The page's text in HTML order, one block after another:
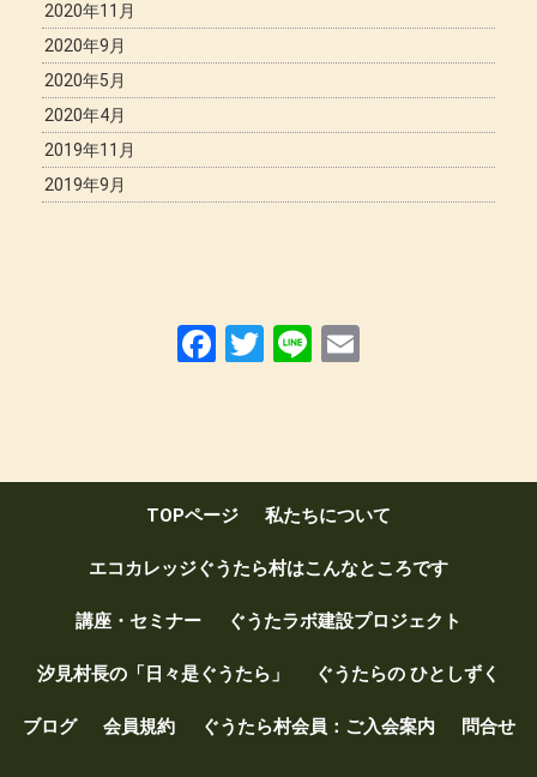
2020年11月
2020年9月
2020年5月
2020年4月
2019年11月
2019年9月
F
o
o
k
T Li
TOPページ 私たちについて
エコカレッジぐうたら村はこんなところです
講座・セミナー ぐうたラボ建設プロジェクト
汐見村長の「日々是ぐうたら」 ぐうたらの ひとしずく
ブログ 会員規約 ぐうたら村会員：ご入会案内 問合せ